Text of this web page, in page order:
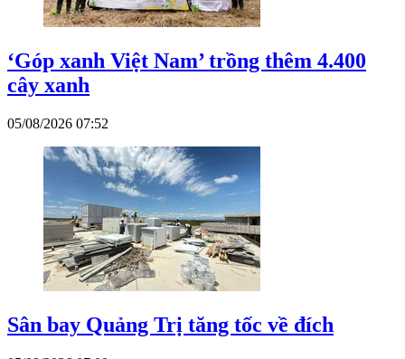
‘Góp xanh Việt Nam’ trồng thêm 4.400
cây xanh
05/08/2026 07:52
Sân bay Quảng Trị tăng tốc về đích